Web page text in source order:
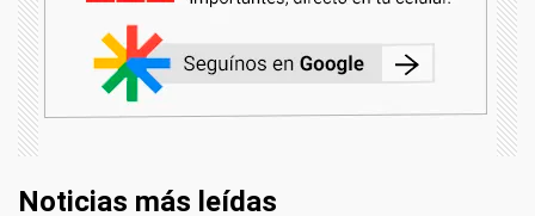
Noticias más leídas